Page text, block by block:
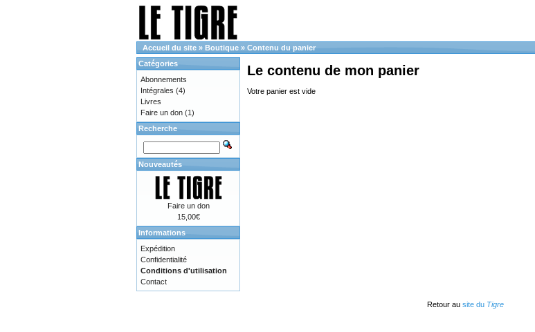
Accueil du site » Boutique » Contenu du panier
Le contenu de mon panier
Votre panier est vide
Catégories
Abonnements
Intégrales (4)
Livres
Faire un don (1)
Recherche
Nouveautés
Faire un don
15,00€
Informations
Expédition
Confidentialité
Conditions d'utilisation
Contact
Retour au site du Tigre